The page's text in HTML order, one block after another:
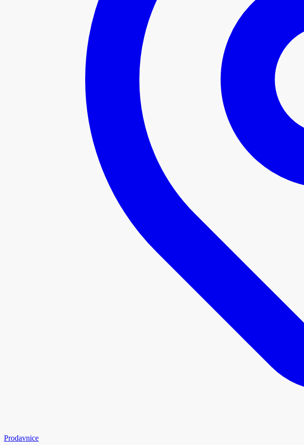
Prodavnice